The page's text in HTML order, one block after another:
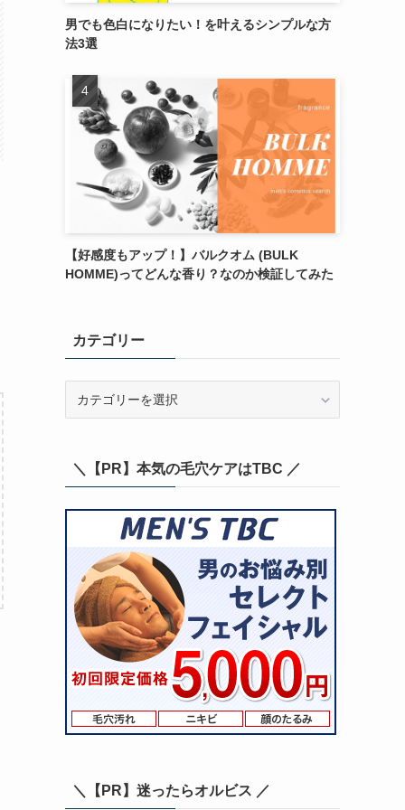
男でも色白になりたい！を叶えるシンプルな方
法3選
【好感度もアップ！】バルクオム (BULK
HOMME)ってどんな香り？なのか検証してみた
カテゴリー
ー＼【PR】本気の毛穴ケアはTBC ／
＼【PR】迷ったらオルビス ／